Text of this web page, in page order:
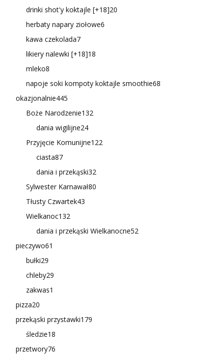
drinki shot'y koktajle [+18]20
herbaty napary ziołowe6
kawa czekolada7
likiery nalewki [+18]18
mleko8
napoje soki kompoty koktajle smoothie68
okazjonalnie445
Boże Narodzenie132
dania wigilijne24
Przyjęcie Komunijne122
ciasta87
dania i przekąski32
Sylwester Karnawał80
Tłusty Czwartek43
Wielkanoc132
dania i przekąski Wielkanocne52
pieczywo61
bułki29
chleby29
zakwas1
pizza20
przekąski przystawki179
śledzie18
przetwory76